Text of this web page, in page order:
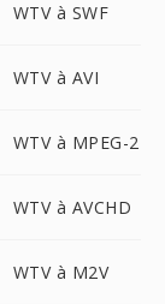
WTV à SWF
WTV à AVI
WTV à MPEG-2
WTV à AVCHD
WTV à M2V